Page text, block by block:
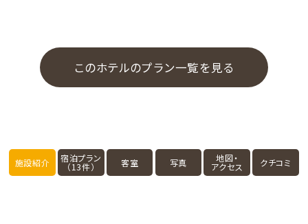
このホテルのプラン一覧を見る
施設紹介 宿泊プラン
（13件） 客室 写真 地図・
アクセス クチコミ